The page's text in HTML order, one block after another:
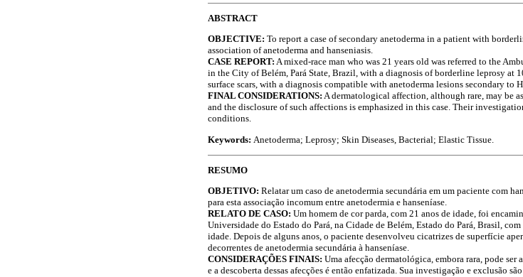
ABSTRACT
OBJECTIVE: To report a case of secondary anetoderma in a patient with
association of anetoderma and hanseniasis.
CASE REPORT: A mixed-race man who was 21 years old was referred to the
in the City of Belém, Pará State, Brazil, with a diagnosis of borderline leprosy at
surface scars, with a diagnosis compatible with anetoderma lesions secondary to
FINAL CONSIDERATIONS: A dermatological affection, although rare, may be
and the disclosure of such affections is emphasized in this case. Their
conditions.
Keywords: Anetoderma; Leprosy; Skin Diseases, Bacterial; Elastic Tissue.
RESUMO
OBJETIVO: Relatar um caso de anetodermia secundária em um paciente com
para esta associação incomum entre anetodermia e hanseníase.
RELATO DE CASO: Um homem de cor parda, com 21 anos de idade, foi
Universidade do Estado do Pará, na Cidade de Belém, Estado do Pará, Brasil,
idade. Depois de alguns anos, o paciente desenvolveu cicatrizes de superfície
decorrentes de anetodermia secundária à hanseníase.
CONSIDERAÇÕES FINAIS: Uma afecção dermatológica, embora rara, pode ser
e a descoberta dessas afecções é então enfatizada. Sua investigação e exclusão